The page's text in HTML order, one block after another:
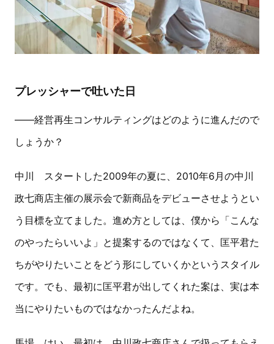
プレッシャーで吐いた日
―—経営再生コンサルティングはどのように進んだので
しょうか？
中川 スタートした2009年の夏に、2010年6月の中川
政七商店主催の展示会で新商品をデビューさせようとい
う目標を立てました。進め方としては、僕から「こんな
のやったらいいよ」と提案するのではなくて、匡平君た
ちがやりたいことをどう形にしていくかというスタイル
です。でも、最初に匡平君が出してくれた案は、実は本
当にやりたいものではなかったんだよね。